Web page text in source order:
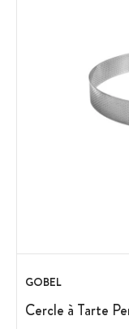
GOBEL
Cercle à Tarte